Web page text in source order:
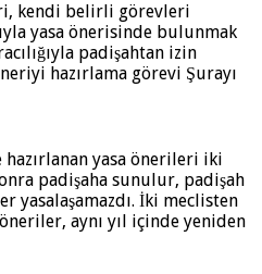
kendi belirli görevleri
yasa önerisinde bulunmak
padişahtan izin
hazırlama görevi Şurayı
hazırlanan yasa önerileri iki
padişaha sunulur, padişah
yasalaşamazdı. İki meclisten
aynı yıl içinde yeniden